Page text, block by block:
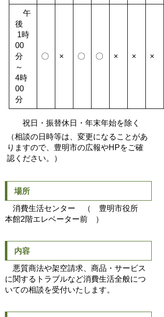
午
後
1時
00
分
～
4時
00
分
〇 × 〇 〇 × × ×
祝日・振替休日・年末年始を除く
（相談の日時等は、変更になることがあ
りますので、豊明市の広報やHPをご確
認ください。）
場所
消費生活センター （ 豊明市役所
本館2階エレベーター前 ）
内容
悪質商法や架空請求、商品・サービス
に関するトラブルなど消費生活全般につ
いての相談を受付いたします。